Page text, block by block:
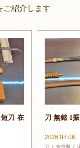
ご紹介します
刀 在
刀 無銘 1
2026.08.06